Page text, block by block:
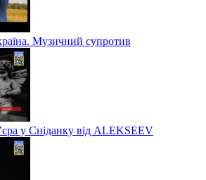
Музичний супротив
у Сніданку від ALEKSEEV